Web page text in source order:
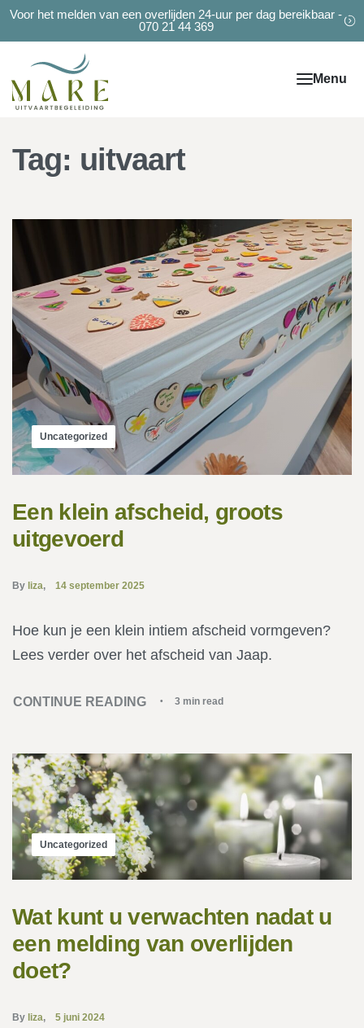
Voor het melden van een overlijden 24-uur per dag bereikbaar -
070 21 44 369
Tag: uitvaart
Uncategorized
Een klein afscheid, groots
uitgevoerd
By liza 14 september 2025
Hoe kun je een klein intiem afscheid vormgeven?
Lees verder over het afscheid van Jaap.
CONTINUE READING 3 min read
Uncategorized
Wat kunt u verwachten nadat u
een melding van overlijden
doet?
By liza 5 juni 2024